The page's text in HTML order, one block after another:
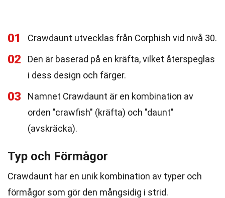
01 Crawdaunt utvecklas från Corphish vid nivå 30.
02
Den är baserad på en kräfta, vilket återspeglas
i dess design och färger.
03
Namnet Crawdaunt är en kombination av
orden "crawfish" (kräfta) och "daunt"
(avskräcka).
Typ och Förmågor
Crawdaunt har en unik kombination av typer och
förmågor som gör den mångsidig i strid.